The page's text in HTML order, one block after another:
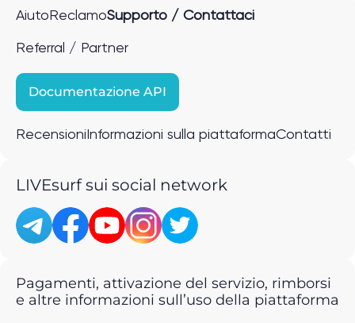
Aiuto ReclamoSupporto / Contattaci
Referral / Partner
Documentazione API
Recensioni Informazioni sulla piattaformaContatti
LIVEsurf sui social network
Pagamenti, attivazione del servizio, rimborsi
e altre informazioni sull’uso della piattaforma